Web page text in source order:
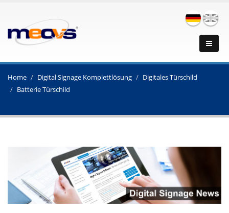
Home Digital Signage Komplettlösung
Digitales Türschild
Batterie Türschild